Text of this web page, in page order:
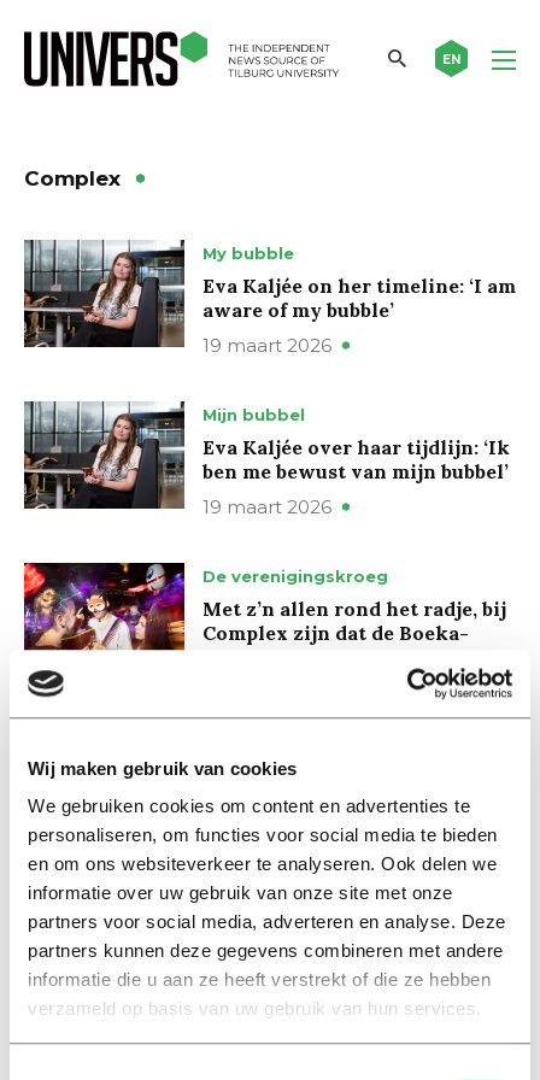
Wij maken gebruik van cookies
We gebruiken cookies om content en advertenties te
personaliseren, om functies voor social media te bieden
en om ons websiteverkeer te analyseren. Ook delen we
informatie over uw gebruik van onze site met onze
partners voor social media, adverteren en analyse. Deze
partners kunnen deze gegevens combineren met andere
informatie die u aan ze heeft verstrekt of die ze hebben
verzameld op basis van uw gebruik van hun services.
EN
Complex
My bubble
Eva Kaljée on her timeline: ‘I am
aware of my bubble’
19 maart 2026
Mijn bubbel
Eva Kaljée over haar tijdlijn: ‘Ik
ben me bewust van mijn bubbel’
19 maart 2026
De verenigingskroeg
Met z’n allen rond het radje, bij
Complex zijn dat de Boeka-
Nieuws
Radicaliseren doe je zo
29 september 2017
Nieuws
De verengelsing van de
studievereniging
21 september 2017